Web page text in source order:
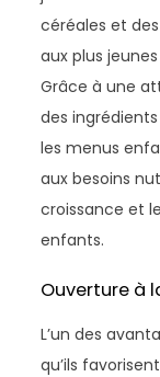
céréales et
aux plus
Grâce à une
des
les menus
aux besoins
croissance et
enfants.
Ouverture à
L’un des
qu’ils